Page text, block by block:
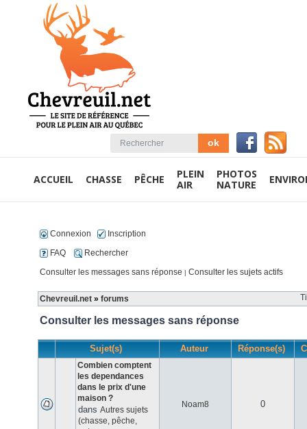
ACCUEIL CHASSE PÊCHE
PLEIN
AIR
PHOTOS
NATURE
Connexion
Inscription
FAQ
Rechercher
Consulter les messages sans réponse | Consulter les sujets actifs
Chevreuil.net » forums
Consulter les messages sans réponse
Sujet(s) Auteur Réponse(s)
Combien comptent
les dependances
dans le prix d'une
maison ?
dans Autres sujets
(chasse, pêche,
Noam8 0